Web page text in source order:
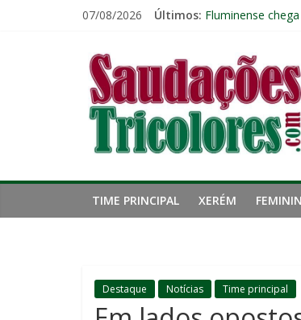
07/08/2026 Últimos: Fluminense
Eliminação para
Reféns da
Saudações
Tricolores
TIME PRINCIPAL XERÉM
Destaque Notícias Time principal